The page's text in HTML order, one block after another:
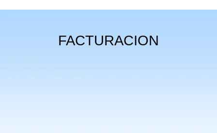
FACTURACION